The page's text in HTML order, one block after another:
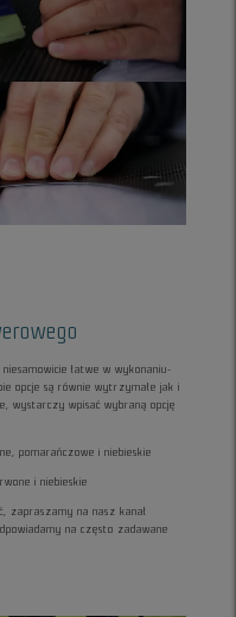
łatwe w wykonaniu-
opcje są równie wytrzymałe jak i
wystarczy wpisać wybraną opcję
pomarańczowe i niebieskie
i niebieskie
zapraszamy na nasz kanał
na często zadawane